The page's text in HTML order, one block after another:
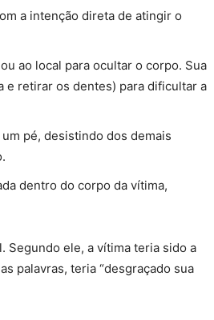
a intenção direta de atingir o
ao local para ocultar o corpo. Sua
e retirar os dentes) para dificultar a
pé, desistindo dos demais
dentro do corpo da vítima,
Segundo ele, a vítima teria sido a
palavras, teria “desgraçado sua